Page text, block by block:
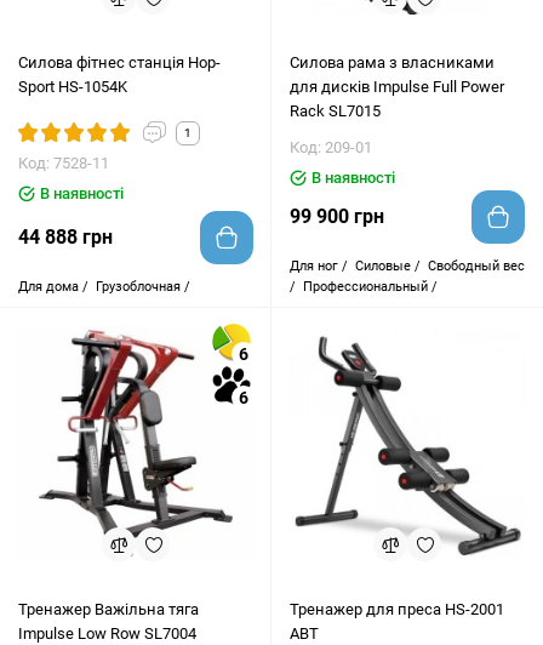
Силова фітнес станція Hop-
Sport HS-1054K
1
Код: 7528-11
В наявності
44 888 грн
Для дома / Грузоблочная /
Силова рама з власниками
для дисків Impulse Full Power
Rack SL7015
Код: 209-01
В наявності
99 900 грн
Для ног / Силовые / Свободный вес
/
Профессиональный /
6
6
Тренажер Важільна тяга
Impulse Low Row SL7004
Тренажер для преса HS-2001
ABT